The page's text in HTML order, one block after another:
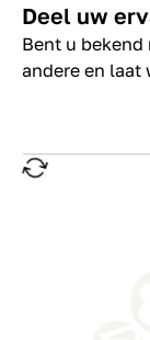
Deel uw
Bent u bekend
andere en laat